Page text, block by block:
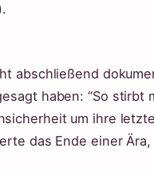
abschließend
haben: “So stirbt
um ihre
das Ende einer